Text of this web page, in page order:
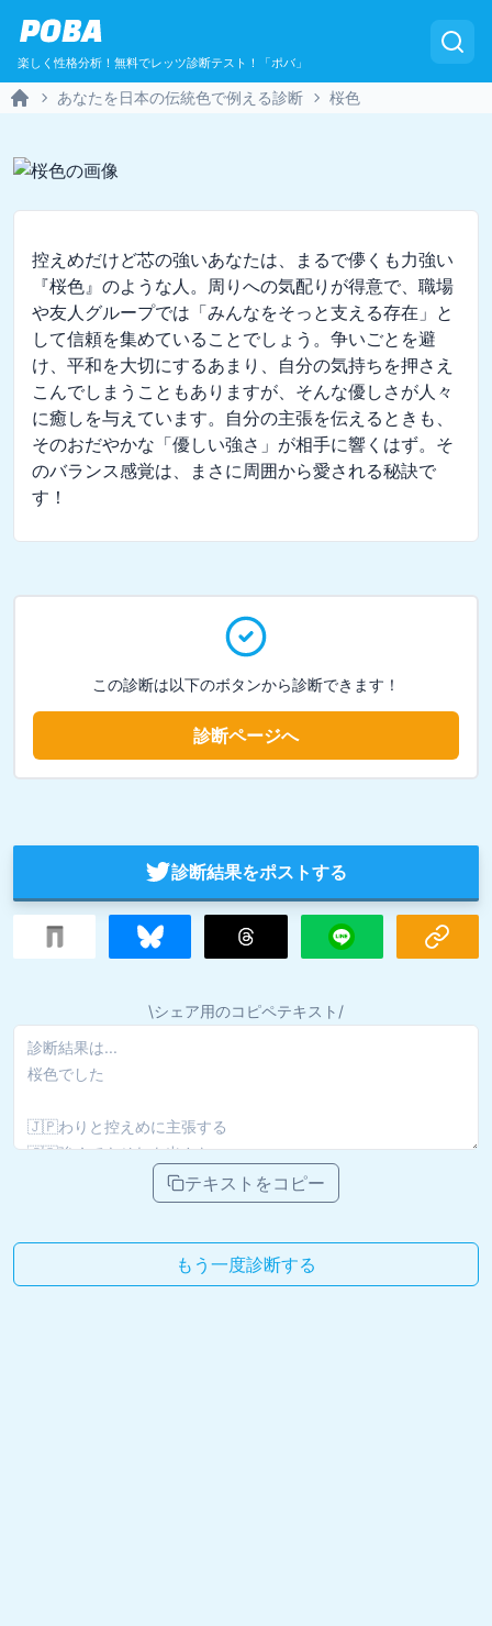
POBA
楽しく性格分析！無料でレッツ診断テスト！「ポバ」
あなたを日本の伝統色で例える診断 桜色
控えめだけど芯の強いあなたは、まるで儚くも力強い
『桜色』のような人。周りへの気配りが得意で、職場
や友人グループでは「みんなをそっと支える存在」と
して信頼を集めていることでしょう。争いごとを避
け、平和を大切にするあまり、自分の気持ちを押さえ
こんでしまうこともありますが、そんな優しさが人々
に癒しを与えています。自分の主張を伝えるときも、
そのおだやかな「優しい強さ」が相手に響くはず。そ
のバランス感覚は、まさに周囲から愛される秘訣で
す！
この診断は以下のボタンから診断できます！
診断ページへ
診断結果をポストする
\シェア用のコピペテキスト/
テキストをコピー
もう一度診断する